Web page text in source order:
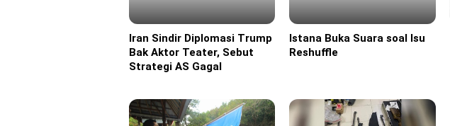
Headline
Iran Sindir Diplomasi Trump
Bak Aktor Teater, Sebut
Strategi AS Gagal
Headline
Istana Buka Suara soal Isu
Reshuffle